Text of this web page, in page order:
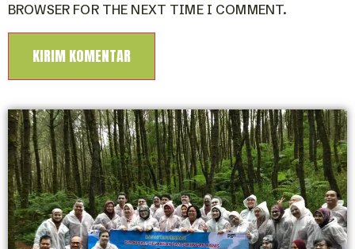
BROWSER FOR THE NEXT TIME I COMMENT.